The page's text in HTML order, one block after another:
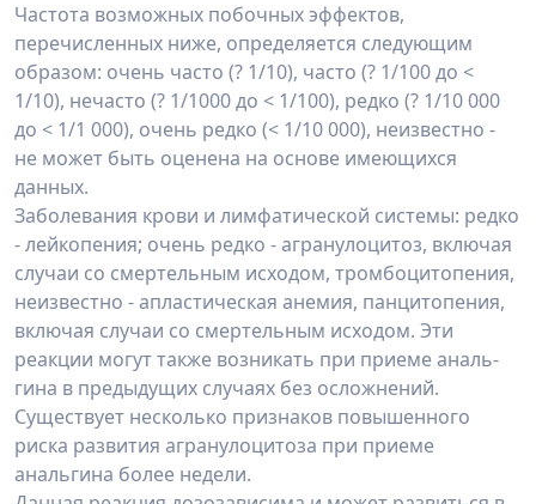
Частота возможных побочных эффектов,
перечисленных ниже, определяется следующим
образом: очень часто (? 1/10), часто (? 1/100 до <
1/10), нечасто (? 1/1000 до < 1/100), редко (? 1/10 000
до < 1/1 000), очень редко (< 1/10 000), неизвестно -
не может быть оценена на основе имеющихся
данных.
Заболевания крови и лимфатической системы: редко
- лейкопения; очень редко - агранулоцитоз, включая
случаи со смертельным исходом, тромбоцитопения,
неизвестно - апластическая анемия, панцитопения,
включая случаи со смертельным исходом. Эти
реакции могут также возникать при приеме аналь-
гина в предыдущих случаях без осложнений.
Существует несколько признаков повышенного
риска развития агранулоцитоза при приеме
анальгина более недели.